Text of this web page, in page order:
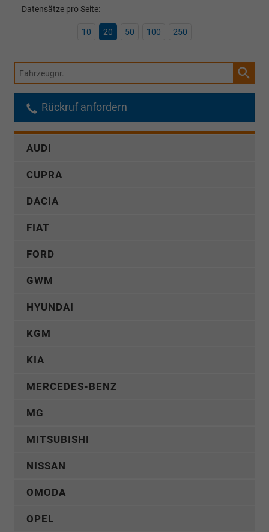
Datensätze pro Seite:
10 20 50 100 250
Fahrzeugnr.
Rückruf anfordern
AUDI
CUPRA
DACIA
FIAT
FORD
GWM
HYUNDAI
KGM
KIA
MERCEDES-BENZ
MG
MITSUBISHI
NISSAN
OMODA
OPEL